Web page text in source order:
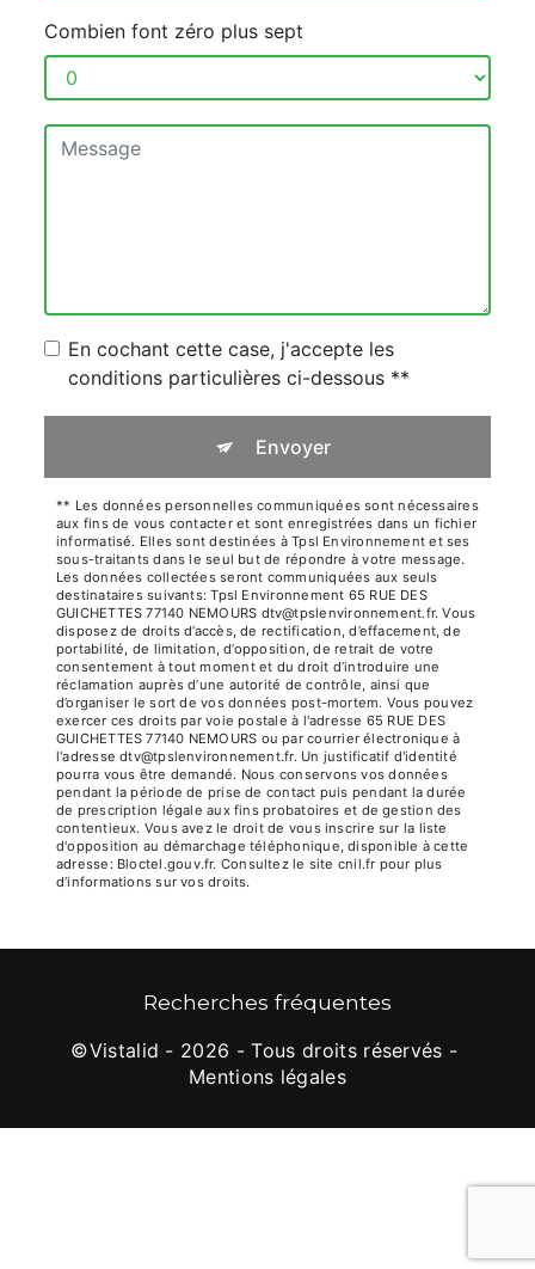
Combien font zéro plus sept
En cochant cette case, j'accepte les
conditions particulières ci-dessous **
Envoyer
** Les données personnelles communiquées sont nécessaires
aux fins de vous contacter et sont enregistrées dans un fichier
informatisé. Elles sont destinées à Tpsl Environnement et ses
sous-traitants dans le seul but de répondre à votre message.
Les données collectées seront communiquées aux seuls
destinataires suivants: Tpsl Environnement 65 RUE DES
GUICHETTES 77140 NEMOURS dtv@tpslenvironnement.fr. Vous
disposez de droits d’accès, de rectification, d’effacement, de
portabilité, de limitation, d’opposition, de retrait de votre
consentement à tout moment et du droit d’introduire une
réclamation auprès d’une autorité de contrôle, ainsi que
d’organiser le sort de vos données post-mortem. Vous pouvez
exercer ces droits par voie postale à l'adresse 65 RUE DES
GUICHETTES 77140 NEMOURS ou par courrier électronique à
l'adresse dtv@tpslenvironnement.fr. Un justificatif d'identité
pourra vous être demandé. Nous conservons vos données
pendant la période de prise de contact puis pendant la durée
de prescription légale aux fins probatoires et de gestion des
contentieux. Vous avez le droit de vous inscrire sur la liste
d'opposition au démarchage téléphonique, disponible à cette
adresse:
Bloctel.gouv.fr. Consultez le site cnil.fr pour plus
d’informations sur vos droits.
Recherches fréquentes
©Vistalid - 2026 - Tous droits réservés -
Mentions légales